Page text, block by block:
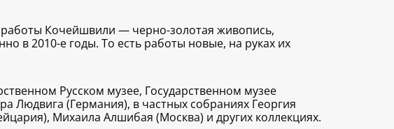
Кочейшвили — черно-золотая живопись,
в 2010-е годы. То есть работы новые, на руках их
Русском музее, Государственном музее
Людвига (Германия), в частных собраниях Георгия
Михаила Алшибая (Москва) и других коллекциях.